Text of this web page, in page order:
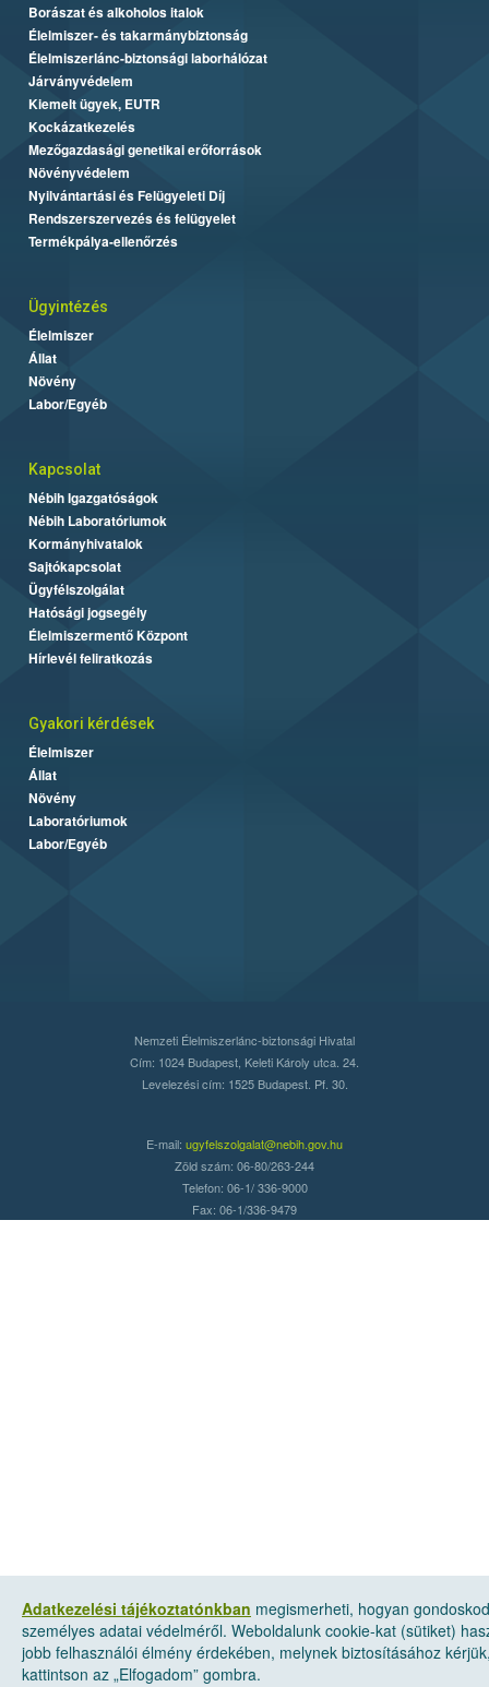
Adatkezelési tájékoztatónkban megismerheti, hogyan
személyes adatai védelméről. Weboldalunk cookie-kat (sütiket)
jobb felhasználói élmény érdekében, melynek biztosításához
kattintson az „Elfogadom” gombra.
Borászat és alkoholos italok
Élelmiszer- és takarmánybiztonság
Élelmiszerlánc-biztonsági laborhálózat
Járványvédelem
Kiemelt ügyek, EUTR
Kockázatkezelés
Mezőgazdasági genetikai erőforrások
Növényvédelem
Nyilvántartási és Felügyeleti Díj
Rendszerszervezés és felügyelet
Termékpálya-ellenőrzés
Ügyintézés
Élelmiszer
Állat
Növény
Labor/Egyéb
Kapcsolat
Nébih Igazgatóságok
Nébih Laboratóriumok
Kormányhivatalok
Sajtókapcsolat
Ügyfélszolgálat
Hatósági jogsegély
Élelmiszermentő Központ
Hírlevél feliratkozás
Gyakori kérdések
Élelmiszer
Állat
Növény
Laboratóriumok
Labor/Egyéb
Nemzeti Élelmiszerlánc-biztonsági Hivatal
Cím: 1024 Budapest, Keleti Károly utca. 24.
Levelezési cím: 1525 Budapest. Pf. 30.
E-mail: ugyfelszolgalat@nebih.gov.hu
Zöld szám: 06-80/263-244
Telefon: 06-1/ 336-9000
Fax: 06-1/336-9479